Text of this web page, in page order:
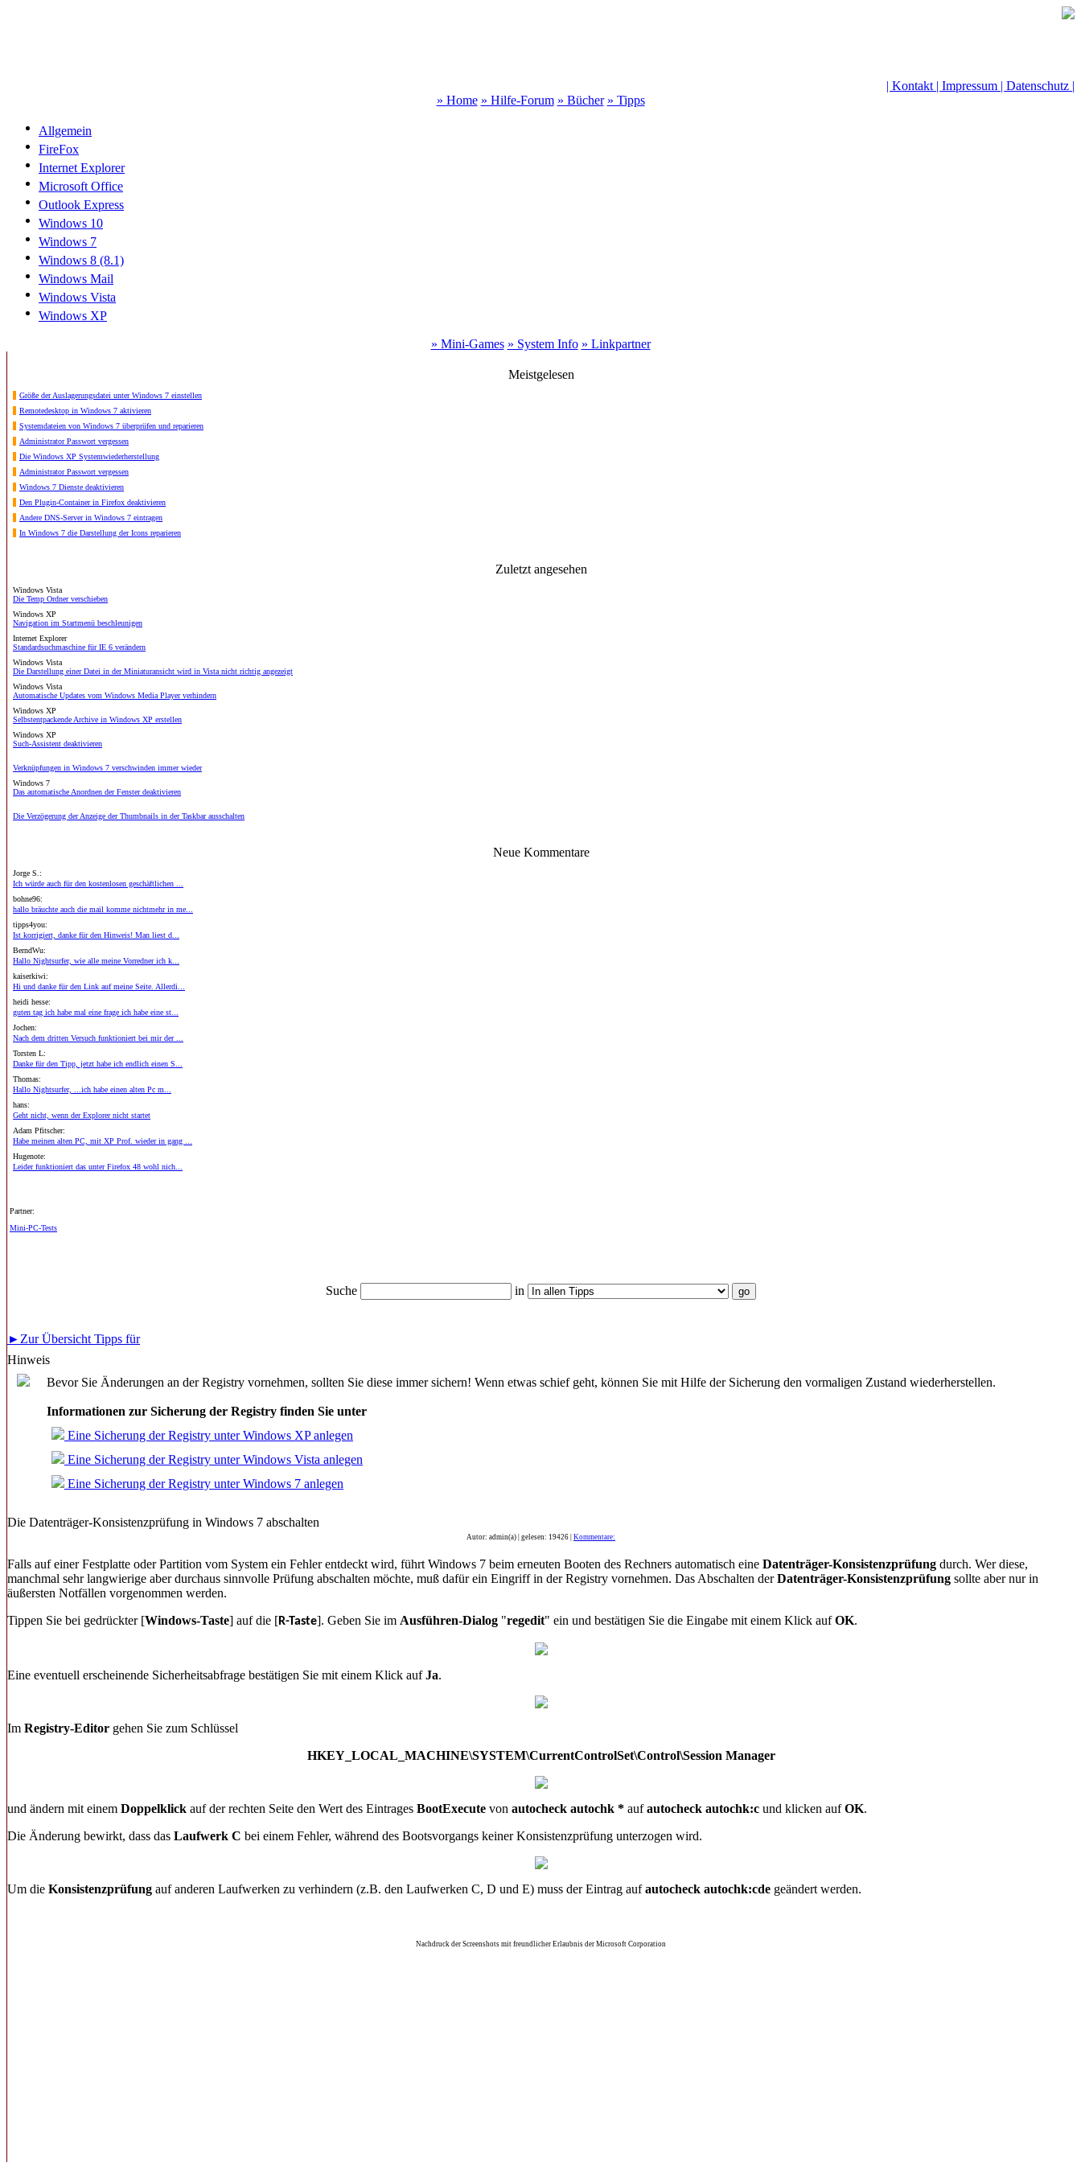
| Kontakt | Impressum | Datenschutz |
» Home » Hilfe-Forum » Bücher » Tipps
Allgemein
FireFox
Internet Explorer
Microsoft Office
Outlook Express
Windows 10
Windows 7
Windows 8 (8.1)
Windows Mail
Windows Vista
Windows XP
» Mini-Games » System Info » Linkpartner
Meistgelesen
Größe der Auslagerungsdatei unter Windows 7 einstellen
Remotedesktop in Windows 7 aktivieren
Systemdateien von Windows 7 überprüfen und reparieren
Administrator Passwort vergessen
Die Windows XP Systemwiederherstellung
Administrator Passwort vergessen
Windows 7 Dienste deaktivieren
Den Plugin-Container in Firefox deaktivieren
Andere DNS-Server in Windows 7 eintragen
In Windows 7 die Darstellung der Icons reparieren
Zuletzt angesehen
Windows Vista
Die Temp Ordner verschieben
Windows XP
Navigation im Startmenü beschleunigen
Internet Explorer
Standardsuchmaschine für IE 6 verändern
Windows Vista
Die Darstellung einer Datei in der Miniaturansicht wird in Vista nicht richtig angezeigt
Windows Vista
Automatische Updates vom Windows Media Player verhindern
Windows XP
Selbstentpackende Archive in Windows XP erstellen
Windows XP
Such-Assistent deaktivieren
Verknüpfungen in Windows 7 verschwinden immer wieder
Windows 7
Das automatische Anordnen der Fenster deaktivieren
Die Verzögerung der Anzeige der Thumbnails in der Taskbar ausschalten
Neue Kommentare
Jorge S.:
Ich würde auch für den kostenlosen geschäftlichen ...
bohne96:
hallo bräuchte auch die mail komme nichtmehr in me...
tipps4you:
Ist korrigiert, danke für den Hinweis! Man liest d...
BerndWu:
Hallo Nightsurfer, wie alle meine Vorredner ich k...
kaiserkiwi:
Hi und danke für den Link auf meine Seite. Allerdi...
heidi hesse:
guten tag ich habe mal eine frage ich habe eine st...
Jochen:
Nach dem dritten Versuch funktioniert bei mir der ...
Torsten L:
Danke für den Tipp, jetzt habe ich endlich einen S...
Thomas:
Hallo Nightsurfer, ...ich habe einen alten Pc m...
hans:
Geht nicht, wenn der Explorer nicht startet
Adam Pfitscher:
Habe meinen alten PC, mit XP Prof. wieder in gang ...
Hugenote:
Leider funktioniert das unter Firefox 48 wohl nich...
Partner:
Mini-PC-Tests
Suche in
►Zur Übersicht Tipps für
Hinweis
Bevor Sie Änderungen an der Registry vornehmen, sollten Sie diese immer sichern! Wenn etwas schief geht, können Sie mit Hilfe der Sicherung den vormaligen Zustand wiederherstellen.
Informationen zur Sicherung der Registry finden Sie unter
Eine Sicherung der Registry unter Windows XP anlegen
Eine Sicherung der Registry unter Windows Vista anlegen
Eine Sicherung der Registry unter Windows 7 anlegen
Die Datenträger-Konsistenzprüfung in Windows 7 abschalten
Autor: admin(a) | gelesen: 19426 | Kommentare:
Falls auf einer Festplatte oder Partition vom System ein Fehler entdeckt wird, führt Windows 7 beim erneuten Booten des Rechners automatisch eine Datenträger-Konsistenzprüfung durch. Wer diese,
manchmal sehr langwierige aber durchaus sinnvolle Prüfung abschalten möchte, muß dafür ein Eingriff in der Registry vornehmen. Das Abschalten derDatenträger-Konsistenzprüfung sollte aber nur in
äußersten Notfällen vorgenommen werden.
Tippen Sie bei gedrückter [Windows-Taste] auf die [R-Taste]. Geben Sie im Ausführen-Dialog "regedit" ein und bestätigen Sie die Eingabe mit einem Klick aufOK.
Eine eventuell erscheinende Sicherheitsabfrage bestätigen Sie mit einem Klick aufJa.
Im Registry-Editor gehen Sie zum Schlüssel
HKEY_LOCAL_MACHINE\SYSTEM\CurrentControlSet\Control\Session Manager
und ändern mit einem Doppelklick auf der rechten Seite den Wert des Eintrages BootExecute von autocheck autochk * aufautocheck autochk:c und klicken aufOK.
Die Änderung bewirkt, dass das Laufwerk C bei einem Fehler, während des Bootsvorgangs keiner Konsistenzprüfung unterzogen wird.
Um die Konsistenzprüfung auf anderen Laufwerken zu verhindern (z.B. den Laufwerken C, D und E) muss der Eintrag aufautocheck autochk:cde geändert werden.
Nachdruck der Screenshots mit freundlicher Erlaubnis der Microsoft Corporation